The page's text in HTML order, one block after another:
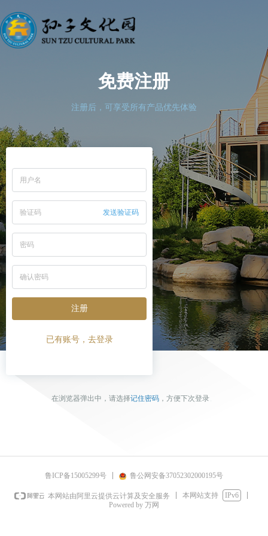
在浏览器弹出中，请选择记住密码 ，方便下次登录
发送验证码
注册
已有账号，去登录
免费注册
注册后，可享受所有产品优先体验
鲁ICP备15005299号 鲁公网安备37052302000195号
本网站由阿里云提供云计算及安全服务 本网站支持
IPv6
Powered by 万网